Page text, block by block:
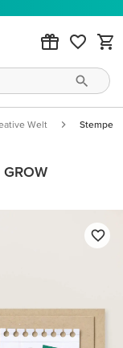
Welt
GROW